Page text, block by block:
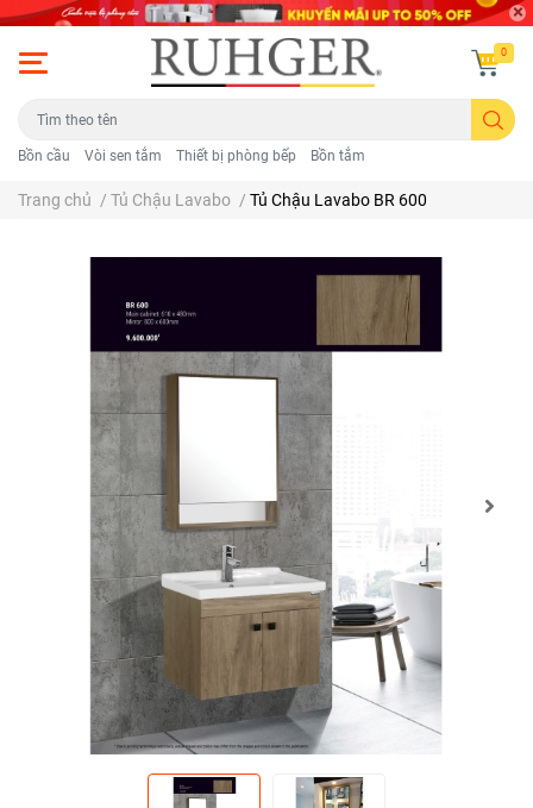
Bồn cầu Vòi sen tắm Thiết bị phòng bếp Bồn tắm
0
Trang chủ / Tủ Chậu Lavabo / Tủ Chậu Lavabo BR 600